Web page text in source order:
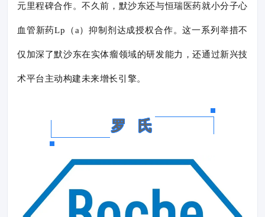
元里程碑合作。不久前，默沙东还与恒瑞医药就小分子心
血管新药Lp（a）抑制剂达成授权合作。这一系列举措不
仅加深了默沙东在实体瘤领域的研发能力，还通过新兴技
术平台主动构建未来增长引擎。
罗 氏